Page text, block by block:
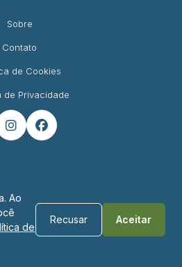
Sobre
Contato
de Cookies
de Privacidade
 
Endereço
450 - Foz do Iguaçu - PR
Ao
de
Recusar Aceitar